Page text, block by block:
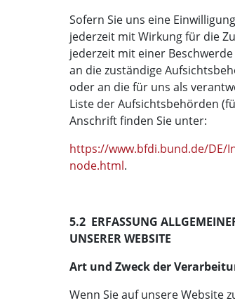
Sofern Sie uns eine
jederzeit mit Wirkung für die
jederzeit mit einer
an die zuständige
oder an die für uns als
Liste der Aufsichtsbehörden
Anschrift finden Sie unter:
https://www.bfdi.bund.de/DE/
node.html.
5.2 ERFASSUNG
UNSERER WEBSITE
Art und Zweck der
Wenn Sie auf unsere Website